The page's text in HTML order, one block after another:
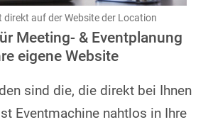
direkt auf der Website der Location
Meeting- & Eventplanung
eigene Website
sind die, die direkt bei Ihnen
Eventmachine nahtlos in Ihre